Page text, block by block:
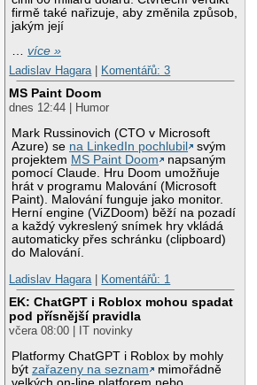
firmě také nařizuje, aby změnila způsob,
jakým její
…více »
Ladislav Hagara
Komentářů: 3
MS Paint Doom
dnes 12:44 | Humor
Mark Russinovich (CTO v Microsoft
Azure) se na LinkedIn pochlubil
svým
projektem MS Paint Doom
napsaným
pomocí Claude. Hru Doom umožňuje
hrát v programu Malování (Microsoft
Paint). Malování funguje jako monitor.
Herní engine (ViZDoom) běží na pozadí
a každý vykreslený snímek hry vkládá
automaticky přes schránku (clipboard)
do Malování.
Ladislav Hagara
Komentářů: 1
EK: ChatGPT i Roblox mohou spadat
pod přísnější pravidla
včera 08:00 | IT novinky
Platformy ChatGPT i Roblox by mohly
býtzařazeny na seznam
mimořádně